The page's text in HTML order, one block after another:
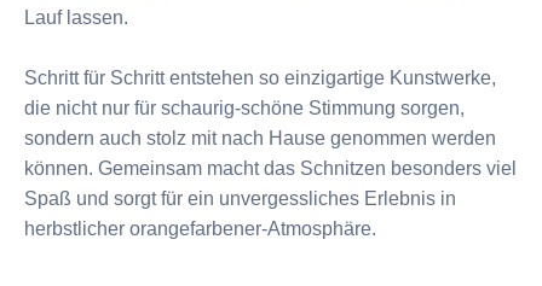
Lauf lassen.
Schritt für Schritt entstehen so einzigartige Kunstwerke,
die nicht nur für schaurig-schöne Stimmung sorgen,
sondern auch stolz mit nach Hause genommen werden
können. Gemeinsam macht das Schnitzen besonders viel
Spaß und sorgt für ein unvergessliches Erlebnis in
herbstlicher orangefarbener-Atmosphäre.